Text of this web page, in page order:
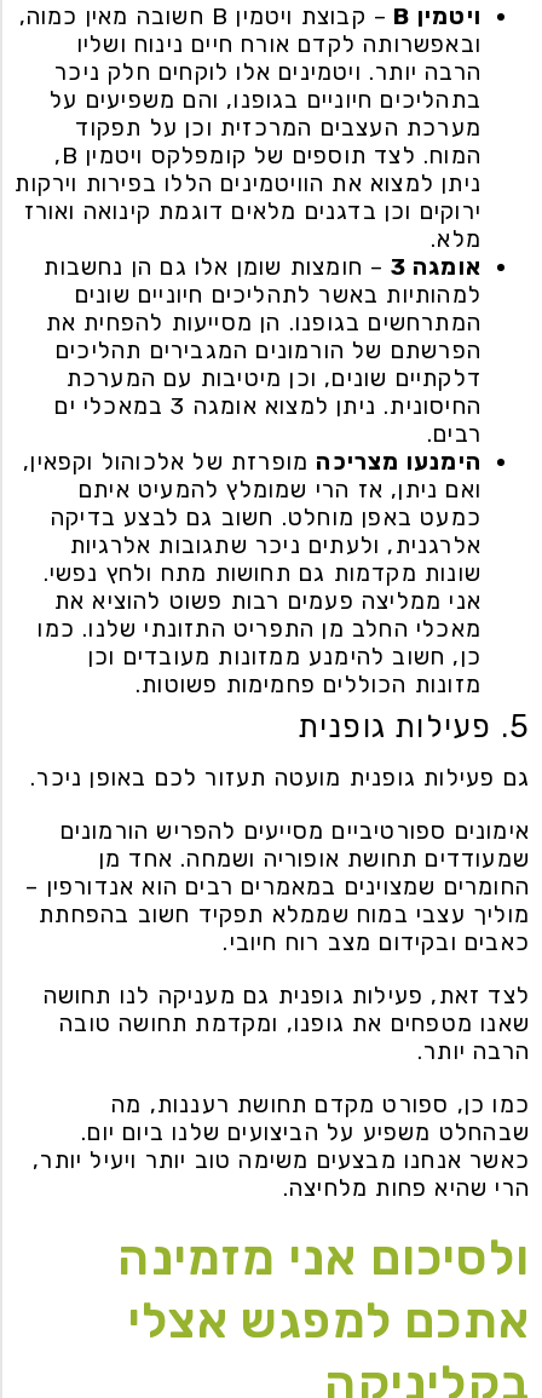
ויטמין B
– קבוצת ויטמין B חשובה מאין כמוה,
ובאפשרותה לקדם אורח חיים נינוח ושליו
הרבה יותר. ויטמינים אלו לוקחים חלק ניכר
בתהליכים חיוניים בגופנו, והם משפיעים על
מערכת העצבים המרכזית וכן על תפקוד
המוח. לצד תוספים של קומפלקס ויטמין B,
ניתן למצוא את הוויטמינים הללו בפירות וירקות
ירוקים וכן בדגנים מלאים דוגמת קינואה ואורז
מלא.
אומגה 3
– חומצות שומן אלו גם הן נחשבות
למהותיות באשר לתהליכים חיוניים שונים
המתרחשים בגופנו. הן מסייעות להפחית את
הפרשתם של הורמונים המגבירים תהליכים
דלקתיים שונים, וכן מיטיבות עם המערכת
החיסונית. ניתן למצוא אומגה 3 במאכלי ים
רבים.
הימנעו מצריכה מופרזת של אלכוהול וקפאין,
ואם ניתן, אז הרי שמומלץ להמעיט איתם
כמעט באפן מוחלט. חשוב גם לבצע בדיקה
אלרגנית, ולעתים ניכר שתגובות אלרגיות
שונות מקדמות גם תחושות מתח ולחץ נפשי.
אני ממליצה פעמים רבות פשוט להוציא את
מאכלי החלב מן התפריט התזונתי שלנו. כמו
כן, חשוב להימנע ממזונות מעובדים וכן
מזונות הכוללים פחמימות פשוטות.
5. פעילות גופנית
גם פעילות גופנית מועטה תעזור לכם באופן ניכר.
אימונים ספורטיביים מסייעים להפריש הורמונים
שמעודדים תחושת אופוריה ושמחה. אחד מן
החומרים שמצוינים במאמרים רבים הוא אנדורפין –
מוליך עצבי במוח שממלא תפקיד חשוב בהפחתת
כאבים ובקידום מצב רוח חיובי.
לצד זאת, פעילות גופנית גם מעניקה לנו תחושה
שאנו מטפחים את גופנו, ומקדמת תחושה טובה
הרבה יותר.
כמו כן, ספורט מקדם תחושת רעננות, מה
שבהחלט משפיע על הביצועים שלנו ביום יום.
כאשר אנחנו מבצעים משימה טוב יותר ויעיל יותר,
הרי שהיא פחות מלחיצה.
ולסיכום אני מזמינה
אתכם למפגש אצלי
בקליניקה